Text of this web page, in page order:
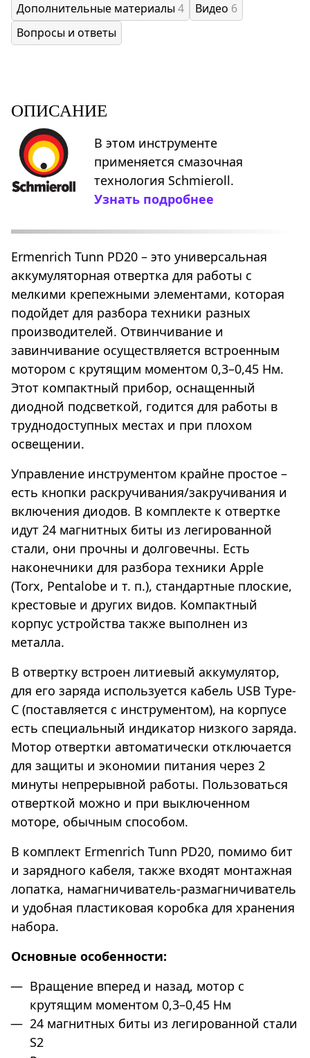
Дополнительные материалы4 Видео 6
Вопросы и ответы
ОПИСАНИЕ
В этом инструменте
применяется смазочная
технология Schmieroll.
Узнать подробнее
Ermenrich Tunn PD20 – это универсальная
аккумуляторная отвертка для работы с
мелкими крепежными элементами, которая
подойдет для разбора техники разных
производителей. Отвинчивание и
завинчивание осуществляется встроенным
мотором с крутящим моментом 0,3–0,45 Нм.
Этот компактный прибор, оснащенный
диодной подсветкой, годится для работы в
труднодоступных местах и при плохом
освещении.
Управление инструментом крайне простое –
есть кнопки раскручивания/закручивания и
включения диодов. В комплекте к отвертке
идут 24 магнитных биты из легированной
стали, они прочны и долговечны. Есть
наконечники для разбора техники Apple
(Torx, Pentalobe и т. п.), стандартные плоские,
крестовые и других видов. Компактный
корпус устройства также выполнен из
металла.
В отвертку встроен литиевый аккумулятор,
для его заряда используется кабель USB Type-
C (поставляется с инструментом), на корпусе
есть специальный индикатор низкого заряда.
Мотор отвертки автоматически отключается
для защиты и экономии питания через 2
минуты непрерывной работы. Пользоваться
отверткой можно и при выключенном
моторе, обычным способом.
В комплект Ermenrich Tunn PD20, помимо бит
и зарядного кабеля, также входят монтажная
лопатка, намагничиватель-размагничиватель
и удобная пластиковая коробка для хранения
набора.
Основные особенности:
Вращение вперед и назад, мотор с
крутящим моментом 0,3–0,45 Нм
24 магнитных биты из легированной стали
S2